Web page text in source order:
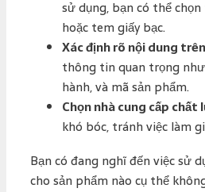
sử dụng, bạn có thể
hoặc tem giấy bạc.
Xác định rõ nội dung
thông tin quan trọng
hành, và mã sản phẩm.
Chọn nhà cung cấp chất
khó bóc, tránh việc làm
Bạn có đang nghĩ đến việc sử
cho sản phẩm nào cụ thể